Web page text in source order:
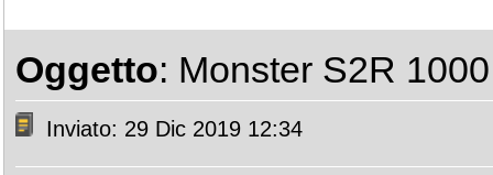
Oggetto: Monster S2R
Inviato: 29 Dic 2019 12:34